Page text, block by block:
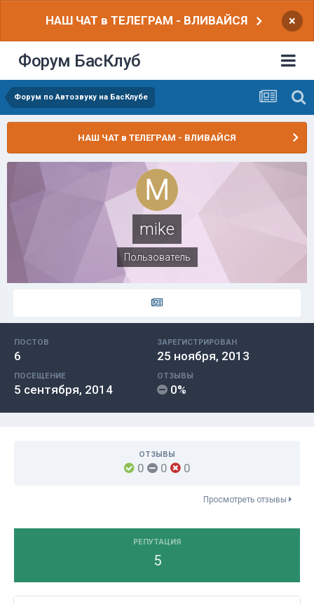
НАШ ЧАТ в ТЕЛЕГРАМ - ВЛИВАЙСЯ ×
Форум БасКлуб
Форум по Автозвуку на БасКлубе
НАШ ЧАТ в ТЕЛЕГРАМ - ВЛИВАЙСЯ
mike
Пользователь
ПОСТОВ
6
ЗАРЕГИСТРИРОВАН
25 ноября, 2013
ПОСЕЩЕНИЕ
5 сентября, 2014
ОТЗЫВЫ
0%
ОТЗЫВЫ
0 0 0
Просмотреть отзывы
РЕПУТАЦИЯ
5